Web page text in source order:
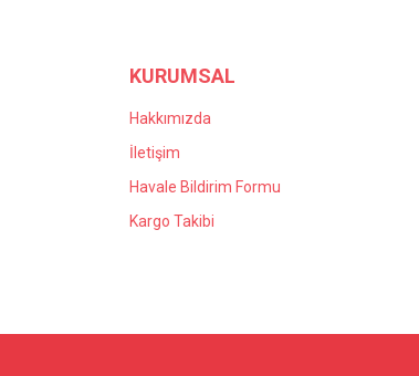
KURUMSAL
Hakkımızda
İletişim
Havale Bildirim Formu
Kargo Takibi